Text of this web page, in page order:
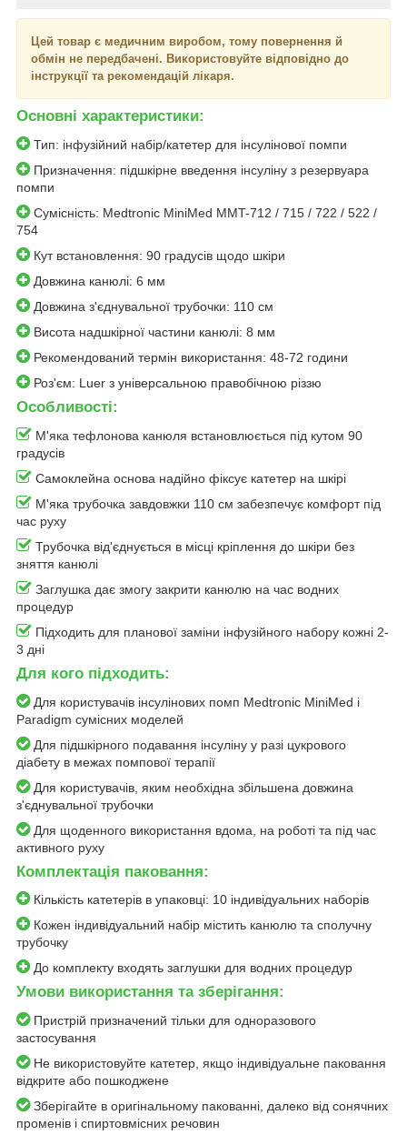
Цей товар є медичним виробом, тому повернення й
обмін не передбачені. Використовуйте відповідно до
інструкції та рекомендацій лікаря.
Основні характеристики:
Тип: інфузійний набір/катетер для інсулінової помпи
Призначення: підшкірне введення інсуліну з резервуара
помпи
Сумісність: Medtronic MiniMed MMT-712 / 715 / 722 / 522 /
754
Кут встановлення: 90 градусів щодо шкіри
Довжина канюлі: 6 мм
Довжина з'єднувальної трубочки: 110 см
Висота надшкірної частини канюлі: 8 мм
Рекомендований термін використання: 48-72 години
Роз'єм: Luer з універсальною правобічною різзю
Особливості:
М'яка тефлонова канюля встановлюється під кутом 90
градусів
Самоклейна основа надійно фіксує катетер на шкірі
М'яка трубочка завдовжки 110 см забезпечує комфорт під
час руху
Трубочка від'єднується в місці кріплення до шкіри без
зняття канюлі
Заглушка дає змогу закрити канюлю на час водних
процедур
Підходить для планової заміни інфузійного набору кожні 2-
3 дні
Для кого підходить:
Для користувачів інсулінових помп Medtronic MiniMed і
Paradigm сумісних моделей
Для підшкірного подавання інсуліну у разі цукрового
діабету в межах помпової терапії
Для користувачів, яким необхідна збільшена довжина
з'єднувальної трубочки
Для щоденного використання вдома, на роботі та під час
активного руху
Комплектація паковання:
Кількість катетерів в упаковці: 10 індивідуальних наборів
Кожен індивідуальний набір містить канюлю та сполучну
трубочку
До комплекту входять заглушки для водних процедур
Умови використання та зберігання:
Пристрій призначений тільки для одноразового
застосування
Не використовуйте катетер, якщо індивідуальне паковання
відкрите або пошкоджене
Зберігайте в оригінальному пакованні, далеко від сонячних
променів і спиртовмісних речовин